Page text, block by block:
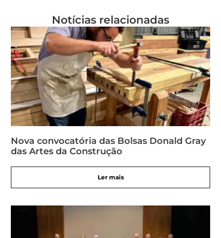
Notícias relacionadas
Nova convocatória das Bolsas Donald Gray
das Artes da Construção
Ler mais